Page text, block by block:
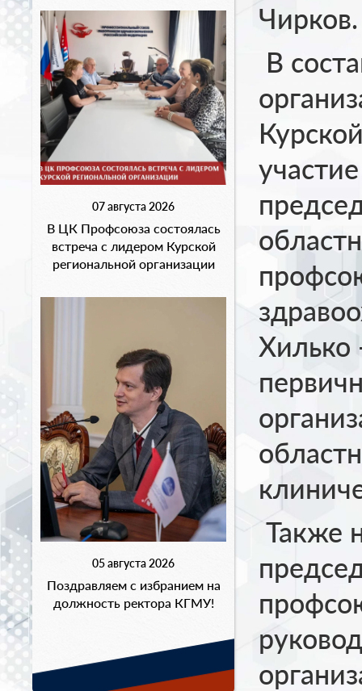
07 августа 2026
В ЦК Профсоюза состоялась
встреча с лидером Курской
региональной организации
05 августа 2026
Поздравляем с избранием на
должность ректора КГМУ!
Чирков.
В
Хилько
Также